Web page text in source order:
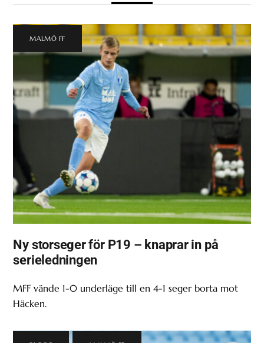
MALMÖ FF
Ny storseger för P19 – knaprar in på
serieledningen
MFF vände 1-0 underläge till en 4-1 seger borta mot
Häcken.